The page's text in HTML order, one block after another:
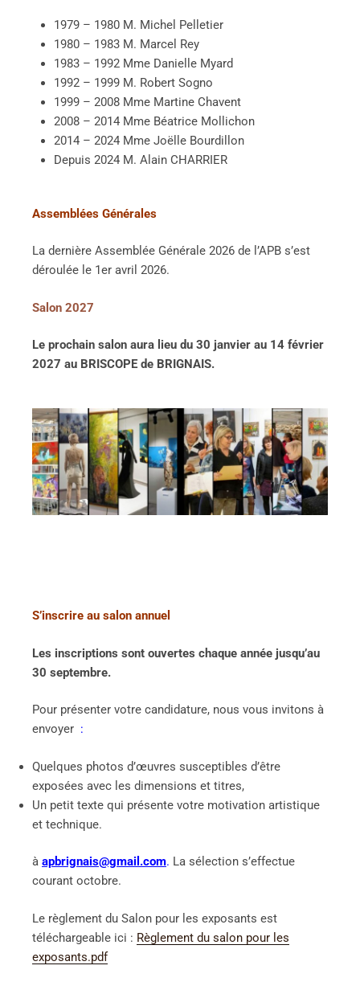
1979 – 1980 M. Michel Pelletier
1980 – 1983 M. Marcel Rey
1983 – 1992 Mme Danielle Myard
1992 – 1999 M. Robert Sogno
1999 – 2008 Mme Martine Chavent
2008 – 2014 Mme Béatrice Mollichon
2014 – 2024 Mme Joëlle Bourdillon
Depuis 2024 M. Alain CHARRIER
Assemblées Générales
La dernière Assemblée Générale 2026 de l’APB s’est
déroulée le 1er avril 2026.
Salon 2027
Le prochain salon aura lieu du 30 janvier au 14 février
2027 au BRISCOPE de BRIGNAIS.
S’inscrire au salon annuel
Les inscriptions sont ouvertes chaque année jusqu’au
30 septembre.
Pour présenter votre candidature, nous vous invitons à
envoyer :
Quelques photos d’œuvres susceptibles d’être
exposées avec les dimensions et titres,
Un petit texte qui présente votre motivation artistique
et technique.
à apbrignais@gmail.com. La sélection s’effectue
courant octobre.
Le règlement du Salon pour les exposants est
téléchargeable ici : Règlement du salon pour les
exposants.pdf